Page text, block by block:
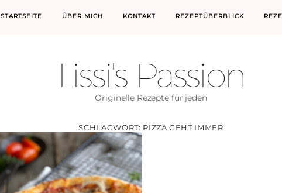
STARTSEITE ÜBER MICH KONTAKT REZEPTÜBERBLICK
Lissi's Passion
Originelle Rezepte für jeden
SCHLAGWORT: PIZZA GEHT IMMER